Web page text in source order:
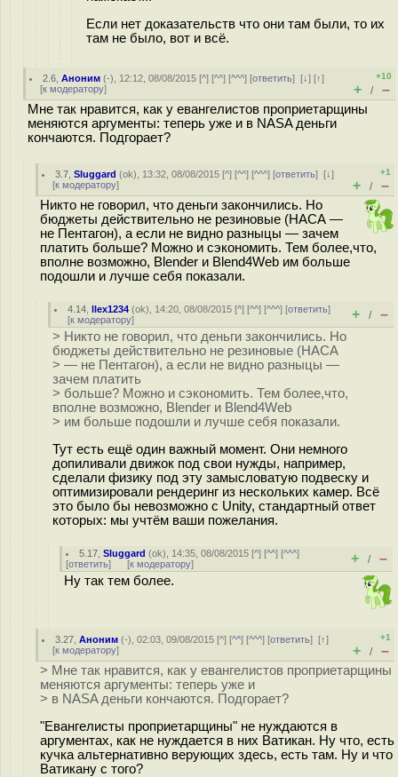
Если нет доказательств что они там были, то их
там не было, вот и всё.
2.6 ,Аноним (-), 12:12, 08/08/2015 [^] [^^] [^^^] [ответить][↓] [↑]
[к модератору]
+10
+ / –
Мне так нравится, как у евангелистов проприетарщины
меняются аргументы: теперь уже и в NASA деньги
кончаются. Подгорает?
3.7 ,Sluggard (ok), 13:32, 08/08/2015 [^] [^^] [^^^] [ответить][↓]
[к модератору]
+1
+ / –
Никто не говорил, что деньги закончились. Но
бюджеты действительно не резиновые (НАСА —
не Пентагон), а если не видно разныцы — зачем
платить больше? Можно и сэкономить. Тем более,что,
вполне возможно, Blender и Blend4Web им больше
подошли и лучше себя показали.
4.14 ,llex1234 (ok), 14:20, 08/08/2015 [^] [^^] [^^^] [ответить]
[к модератору] + / –
> Никто не говорил, что деньги закончились. Но
бюджеты действительно не резиновые (НАСА
> — не Пентагон), а если не видно разныцы —
зачем платить
> больше? Можно и сэкономить. Тем более,что,
вполне возможно, Blender и Blend4Web
> им больше подошли и лучше себя показали.
Тут есть ещё один важный момент. Они немного
допиливали движок под свои нужды, например,
сделали физику под эту замысловатую подвеску и
оптимизировали рендеринг из нескольких камер. Всё
это было бы невозможно с Unity, стандартный ответ
которых: мы учтём ваши пожелания.
5.17 ,Sluggard (ok), 14:35, 08/08/2015 [^] [^^] [^^^]
[ответить] [к модератору] + / –
Ну так тем более.
3.27 ,Аноним (-), 02:03, 09/08/2015 [^] [^^] [^^^] [ответить][↑]
[к модератору]
+1
+ / –
> Мне так нравится, как у евангелистов проприетарщины
меняются аргументы: теперь уже и
> в NASA деньги кончаются. Подгорает?
"Евангелисты проприетарщины" не нуждаются в
аргументах, как не нуждается в них Ватикан. Ну что, есть
кучка альтернативно верующих здесь, есть там. Ну и что
Ватикану с того?